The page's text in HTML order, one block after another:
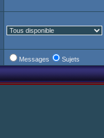
Messages Sujets